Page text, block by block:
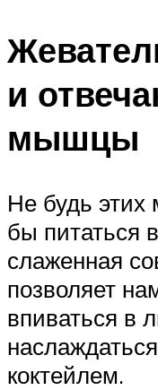
и
мышцы
Не будь
бы питаться
слаженная
позволяет
впиваться в
коктейлем.